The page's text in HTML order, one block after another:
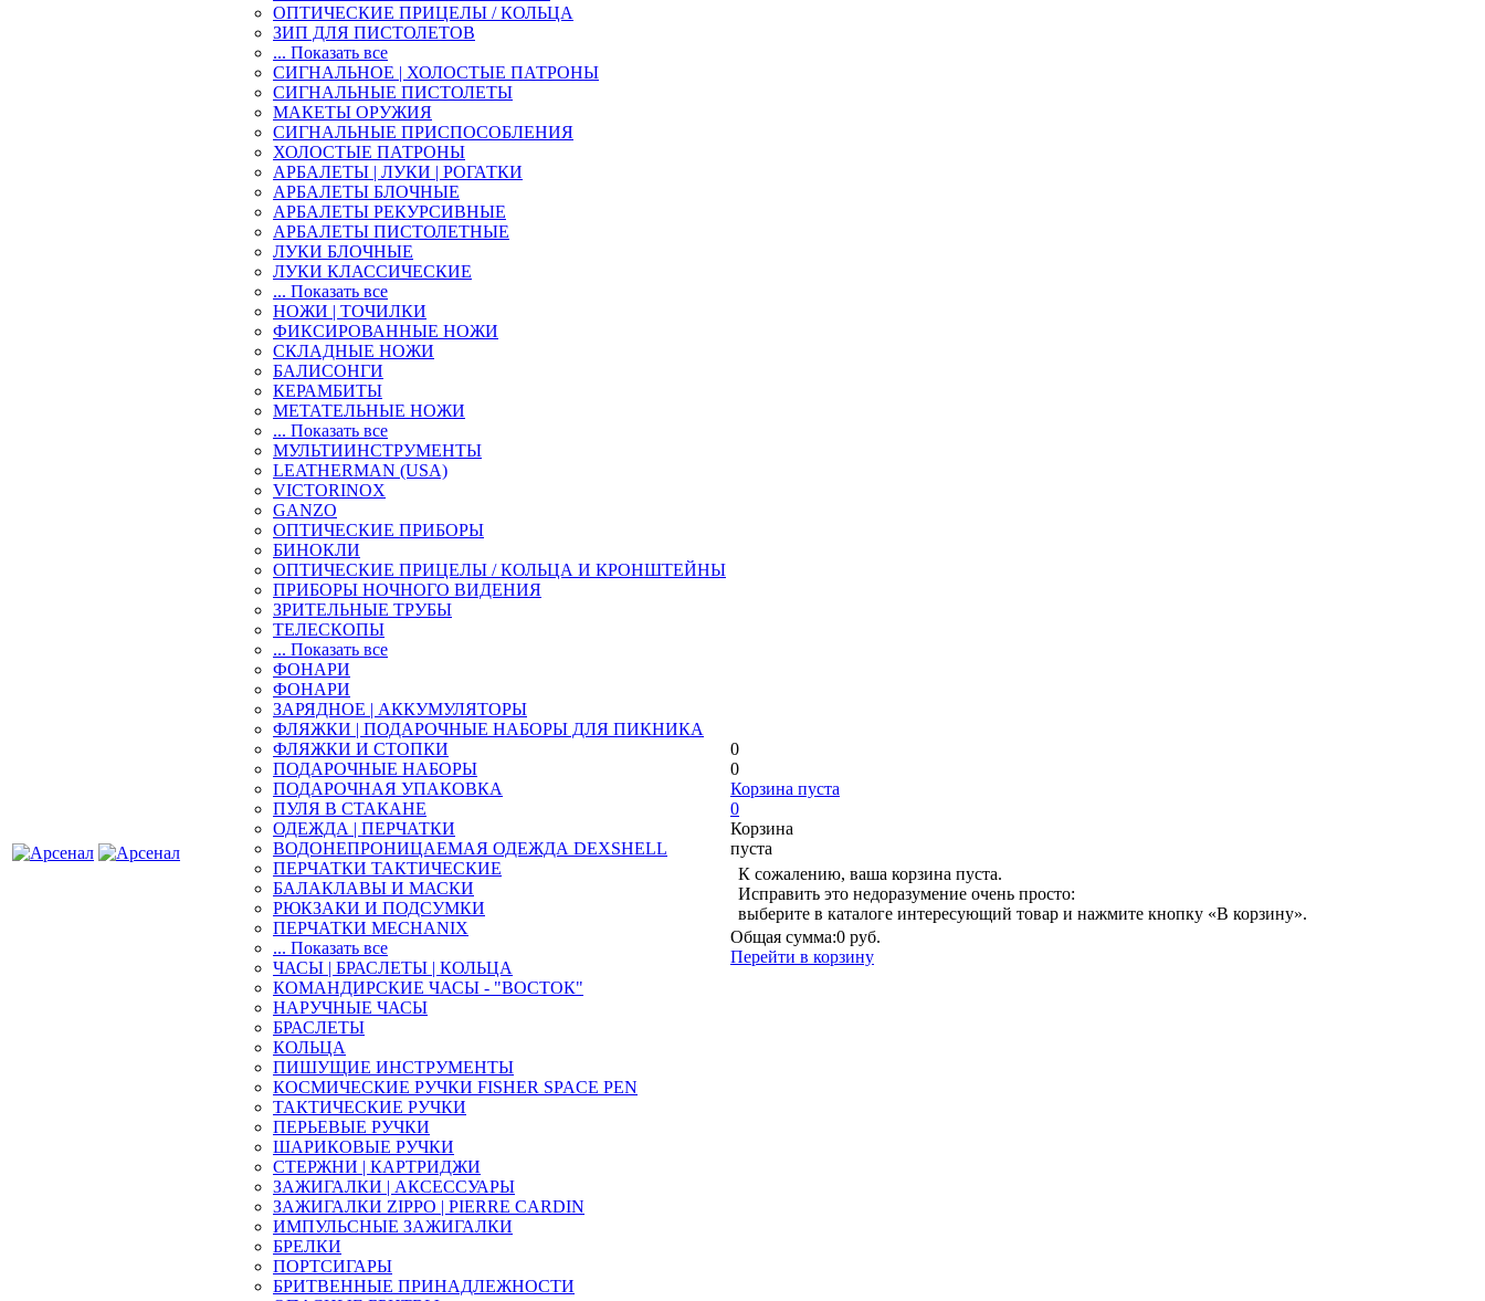
ОПТИЧЕСКИЕ ПРИЦЕЛЫ / КОЛЬЦА
ЗИП ДЛЯ ПИСТОЛЕТОВ
... Показать все
СИГНАЛЬНОЕ | ХОЛОСТЫЕ ПАТРОНЫ
СИГНАЛЬНЫЕ ПИСТОЛЕТЫ
МАКЕТЫ ОРУЖИЯ
СИГНАЛЬНЫЕ ПРИСПОСОБЛЕНИЯ
ХОЛОСТЫЕ ПАТРОНЫ
АРБАЛЕТЫ | ЛУКИ | РОГАТКИ
АРБАЛЕТЫ БЛОЧНЫЕ
АРБАЛЕТЫ РЕКУРСИВНЫЕ
АРБАЛЕТЫ ПИСТОЛЕТНЫЕ
ЛУКИ БЛОЧНЫЕ
ЛУКИ КЛАССИЧЕСКИЕ
... Показать все
НОЖИ | ТОЧИЛКИ
ФИКСИРОВАННЫЕ НОЖИ
СКЛАДНЫЕ НОЖИ
БАЛИСОНГИ
КЕРАМБИТЫ
МЕТАТЕЛЬНЫЕ НОЖИ
... Показать все
МУЛЬТИИНСТРУМЕНТЫ
LEATHERMAN (USA)
VICTORINOX
GANZO
ОПТИЧЕСКИЕ ПРИБОРЫ
БИНОКЛИ
ОПТИЧЕСКИЕ ПРИЦЕЛЫ / КОЛЬЦА И КРОНШТЕЙНЫ
ПРИБОРЫ НОЧНОГО ВИДЕНИЯ
ЗРИТЕЛЬНЫЕ ТРУБЫ
ТЕЛЕСКОПЫ
... Показать все
ФОНАРИ
ФОНАРИ
ЗАРЯДНОЕ | АККУМУЛЯТОРЫ
ФЛЯЖКИ | ПОДАРОЧНЫЕ НАБОРЫ ДЛЯ ПИКНИКА
ФЛЯЖКИ И СТОПКИ
ПОДАРОЧНЫЕ НАБОРЫ
ПОДАРОЧНАЯ УПАКОВКА
ПУЛЯ В СТАКАНЕ
ОДЕЖДА | ПЕРЧАТКИ
ВОДОНЕПРОНИЦАЕМАЯ ОДЕЖДА DEXSHELL
ПЕРЧАТКИ ТАКТИЧЕСКИЕ
БАЛАКЛАВЫ И МАСКИ
РЮКЗАКИ И ПОДСУМКИ
ПЕРЧАТКИ MECHANIX
... Показать все
ЧАСЫ | БРАСЛЕТЫ | КОЛЬЦА
КОМАНДИРСКИЕ ЧАСЫ - "ВОСТОК"
НАРУЧНЫЕ ЧАСЫ
БРАСЛЕТЫ
КОЛЬЦА
ПИШУЩИЕ ИНСТРУМЕНТЫ
КОСМИЧЕСКИЕ РУЧКИ FISHER SPACE PEN
ТАКТИЧЕСКИЕ РУЧКИ
ПЕРЬЕВЫЕ РУЧКИ
ШАРИКОВЫЕ РУЧКИ
СТЕРЖНИ | КАРТРИДЖИ
ЗАЖИГАЛКИ | АКСЕССУАРЫ
ЗАЖИГАЛКИ ZIPPO | PIERRE CARDIN
ИМПУЛЬСНЫЕ ЗАЖИГАЛКИ
БРЕЛКИ
ПОРТСИГАРЫ
БРИТВЕННЫЕ ПРИНАДЛЕЖНОСТИ
0
0
Корзина пуста
0
Корзина
пуста
К сожалению, ваша корзина пуста.
Исправить это недоразумение очень просто:
выберите в каталоге интересующий товар и нажмите кнопку «В корзину».
Общая сумма:0 руб.
Перейти в корзину